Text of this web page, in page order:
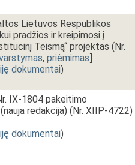
Lietuvos Respublikos
pradžios ir kreipimosi į
Teismą“ projektas (Nr.
, priėmimas]
dokumentai)
IX-1804 pakeitimo
redakcija) (Nr. XIIP-4722)
dokumentai)